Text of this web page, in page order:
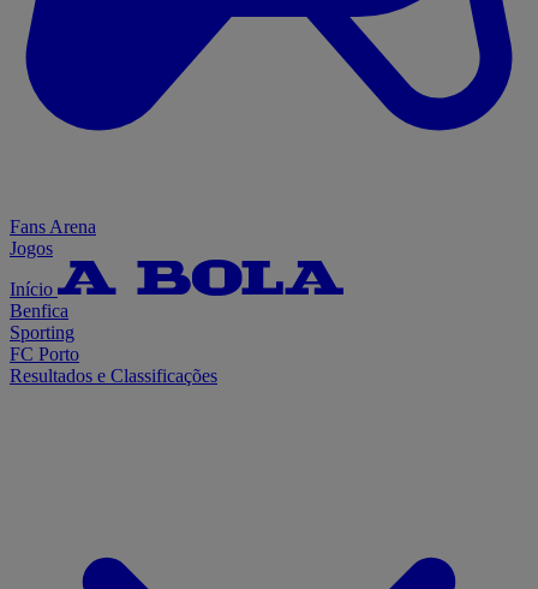
Fans Arena
Jogos
Início
Benfica
Sporting
FC Porto
Resultados e Classificações